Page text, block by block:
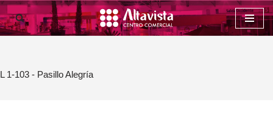
Saltar
L 1-103 - Pasillo Alegría